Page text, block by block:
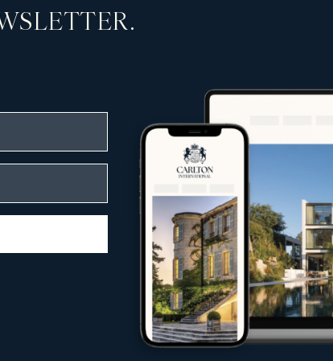
Landschaften
Lage, Architektur und einzigartigem
Kundschaft gerecht zu werden.
Carlton International Käufer,
Käufern, Investoren und Mietern
Märkte